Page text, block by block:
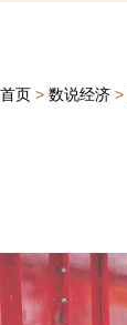
首页 > 数说经济 >